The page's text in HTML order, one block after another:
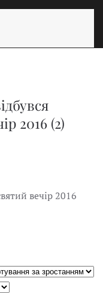
2016 (2)
вечір 2016
таблицю за: